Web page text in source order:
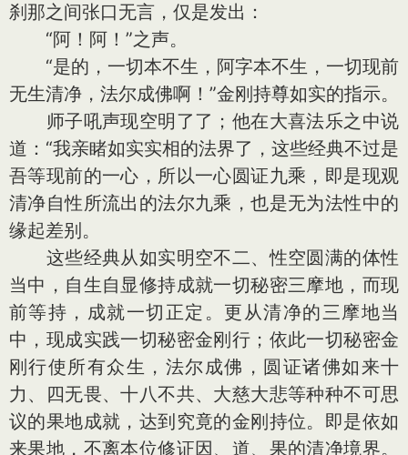
刹那之间张口无言，仅是发出：
“阿！阿！”之声。
“是的，一切本不生，阿字本不生，一切现前
无生清净，法尔成佛啊！”金刚持尊如实的指示。
师子吼声现空明了了；他在大喜法乐之中说
道：“我亲睹如实实相的法界了，这些经典不过是
吾等现前的一心，所以一心圆证九乘，即是现观
清净自性所流出的法尔九乘，也是无为法性中的
缘起差别。
这些经典从如实明空不二、性空圆满的体性
当中，自生自显修持成就一切秘密三摩地，而现
前等持，成就一切正定。更从清净的三摩地当
中，现成实践一切秘密金刚行；依此一切秘密金
刚行使所有众生，法尔成佛，圆证诸佛如来十
力、四无畏、十八不共、大慈大悲等种种不可思
议的果地成就，达到究竟的金刚持位。即是依如
来果地，不离本位修证因、道、果的清净境界。